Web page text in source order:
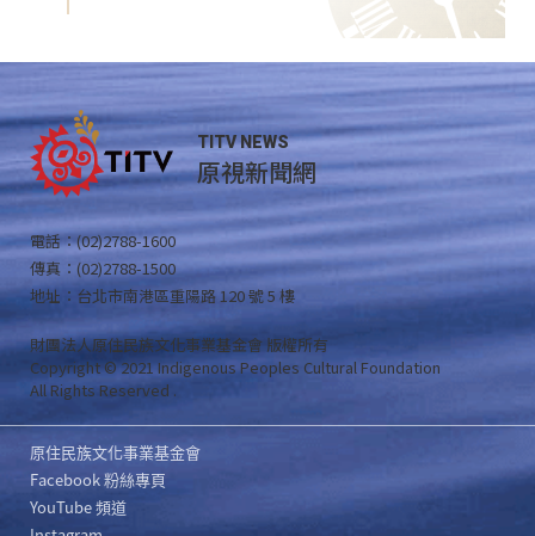
TITV NEWS
原視新聞網
電話：(02)2788-1600
傳真：(02)2788-1500
地址：台北市南港區重陽路 120 號 5 樓
財團法人原住民族文化事業基金會 版權所有
Copyright © 2021 Indigenous Peoples Cultural Foundation
All Rights Reserved .
原住民族文化事業基金會
Facebook 粉絲專頁
YouTube 頻道